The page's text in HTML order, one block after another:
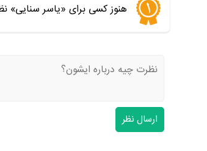
هنوز کسی برای «یاسر سنایی»
ارسال نظر